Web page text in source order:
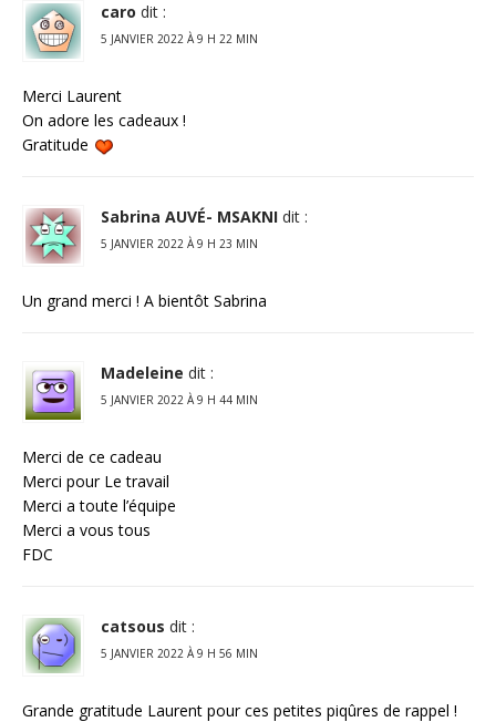
caro dit :
5 JANVIER 2022 À 9 H 22 MIN
Merci Laurent
On adore les cadeaux !
Gratitude
Sabrina AUVÉ- MSAKNI dit :
5 JANVIER 2022 À 9 H 23 MIN
Un grand merci ! A bientôt Sabrina
Madeleine dit :
5 JANVIER 2022 À 9 H 44 MIN
Merci de ce cadeau
Merci pour Le travail
Merci a toute l’équipe
Merci a vous tous
FDC
catsous dit :
5 JANVIER 2022 À 9 H 56 MIN
Grande gratitude Laurent pour ces petites piqûres de rappel !